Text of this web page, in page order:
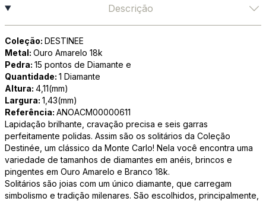
Descrição
Coleção: DESTINEE
Metal: Ouro Amarelo 18k
Pedra: 15 pontos de Diamante e
Quantidade: 1 Diamante
Altura: 4,11(mm)
Largura: 1,43(mm)
Referência: ANOACM00000611
Lapidação brilhante, cravação precisa e seis garras
perfeitamente polidas. Assim são os solitários da Coleção
Destinée, um clássico da Monte Carlo! Nela você encontra uma
variedade de tamanhos de diamantes em anéis, brincos e
pingentes em Ouro Amarelo e Branco 18k.
Solitários são joias com um único diamante, que carregam
simbolismo e tradição milenares. São escolhidos, principalmente,